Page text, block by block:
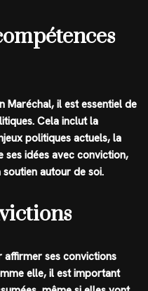
Maréchal, il est essentiel de
Cela inclut la
politiques actuels, la
idées avec conviction,
autour de soi.
affirmer ses convictions
elle, il est important